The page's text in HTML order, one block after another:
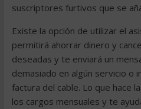
suscriptores furtivos que se
Existe la opción de utilizar el
permitirá ahorrar dinero y
deseadas y te enviará un
demasiado en algún servicio o
factura del cable. Lo que hace
los cargos mensuales y te